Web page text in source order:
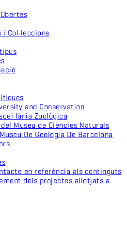
i Col·leccions
and Conservation
Zoològica
Museu de Ciències Naturals
De Geologia De Barcelona
en referència als continguts
dels projectes allotjats a